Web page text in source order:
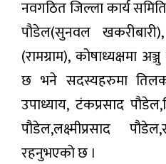
नवगठित जिल्ला कार्य
पौडेल(सुनवल
(रामग्राम), कोषाध्यक्षमा
छ भने सदस्यहरुमा
उपाध्याय, टंकप्रसाद
पौडेल,लक्ष्मीप्रसाद
रहनुभएको छ ।